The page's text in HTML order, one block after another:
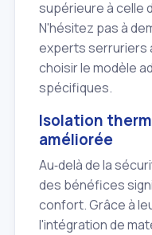
supérieure à celle
N'hésitez pas à
experts serruriers
choisir le modèle
spécifiques.
Isolation
améliorée
Au‑delà de la
des bénéfices
confort. Grâce à
l'intégration de